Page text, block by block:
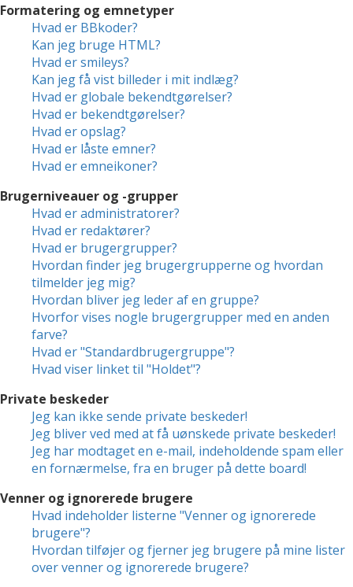
Formatering og emnetyper
Hvad er BBkoder?
Kan jeg bruge HTML?
Hvad er smileys?
Kan jeg få vist billeder i mit indlæg?
Hvad er globale bekendtgørelser?
Hvad er bekendtgørelser?
Hvad er opslag?
Hvad er låste emner?
Hvad er emneikoner?
Brugerniveauer og -grupper
Hvad er administratorer?
Hvad er redaktører?
Hvad er brugergrupper?
Hvordan finder jeg brugergrupperne og hvordan
tilmelder jeg mig?
Hvordan bliver jeg leder af en gruppe?
Hvorfor vises nogle brugergrupper med en anden
farve?
Hvad er "Standardbrugergruppe"?
Hvad viser linket til "Holdet"?
Private beskeder
Jeg kan ikke sende private beskeder!
Jeg bliver ved med at få uønskede private beskeder!
Jeg har modtaget en e-mail, indeholdende spam eller
en fornærmelse, fra en bruger på dette board!
Venner og ignorerede brugere
Hvad indeholder listerne "Venner og ignorerede
brugere"?
Hvordan tilføjer og fjerner jeg brugere på mine lister
over venner og ignorerede brugere?